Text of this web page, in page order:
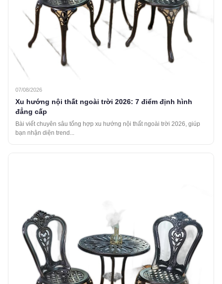
07/08/2026
Xu hướng nội thất ngoài trời 2026: 7 điểm định hình
đẳng cấp
Bài viết chuyên sâu tổng hợp xu hướng nội thất ngoài trời 2026, giúp
bạn nhận diện trend...